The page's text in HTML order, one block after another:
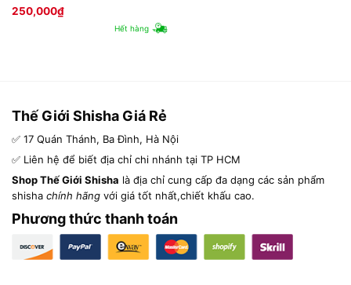
250,000₫
Hết hàng
Thế Giới Shisha Giá Rẻ
✅ 17 Quán Thánh, Ba Đình, Hà Nội
✅ Liên hệ để biết địa chỉ chi nhánh tại TP HCM
Shop Thế Giới Shisha là địa chỉ cung cấp đa dạng các sản phẩm
shisha chính hãng với giá tốt nhất,chiết khấu cao.
Phương thức thanh toán